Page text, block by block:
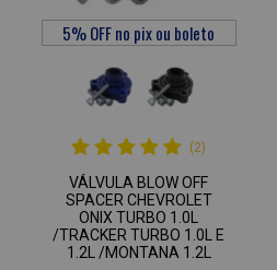
(2)
VÁLVULA BLOW OFF
SPACER CHEVROLET
ONIX TURBO 1.0L
/TRACKER TURBO 1.0L E
1.2L /MONTANA 1.2L